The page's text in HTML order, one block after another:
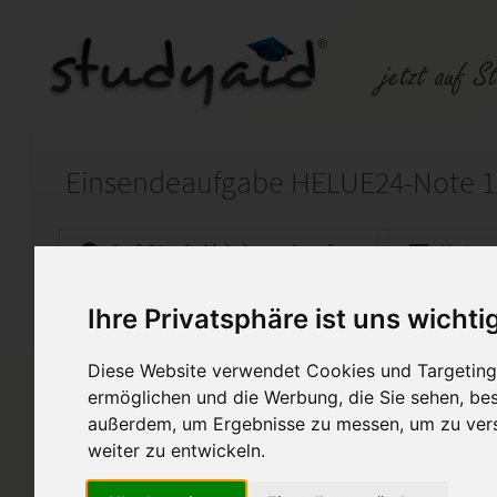
Ihre Privatsphäre ist uns
Diese Website verwendet Cookies und
ermöglichen und die Werbung, die Sie sehen,
außerdem, um Ergebnisse zu messen, um zu
weiter zu entwickeln.
Einsendeaufgabe HELUE24-Note
Auf StudyAid.de verkaufen
Startseite Sonstiges
Kältetechnik IV
Die Lösungen sind von mir
Aufgabenstellung digital
Sehr sauber abgetippte